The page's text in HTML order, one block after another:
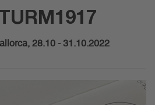
28.10 - 31.10.2022